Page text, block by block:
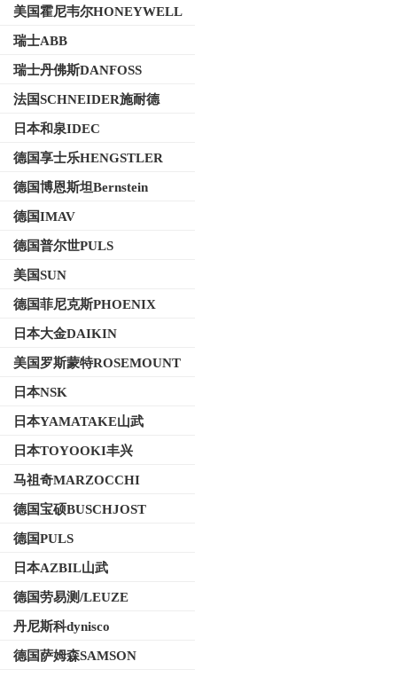
美国霍尼韦尔HONEYWELL
瑞士ABB
瑞士丹佛斯DANFOSS
法国SCHNEIDER施耐德
日本和泉IDEC
德国享士乐HENGSTLER
德国博恩斯坦Bernstein
德国IMAV
德国普尔世PULS
美国SUN
德国菲尼克斯PHOENIX
日本大金DAIKIN
美国罗斯蒙特ROSEMOUNT
日本NSK
日本YAMATAKE山武
日本TOYOOKI丰兴
马祖奇MARZOCCHI
德国宝硕BUSCHJOST
德国PULS
日本AZBIL山武
德国劳易测/LEUZE
丹尼斯科dynisco
德国萨姆森SAMSON